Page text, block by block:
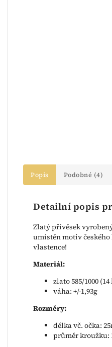
Popis Podobné (4)
Detailní popis
Zlatý přívěsek
umístěn motiv
vlastence!
Materiál:
zlato 585/1000
váha: +/-1,93g
Rozměry:
délka vč. očka:
průměr kroužku: